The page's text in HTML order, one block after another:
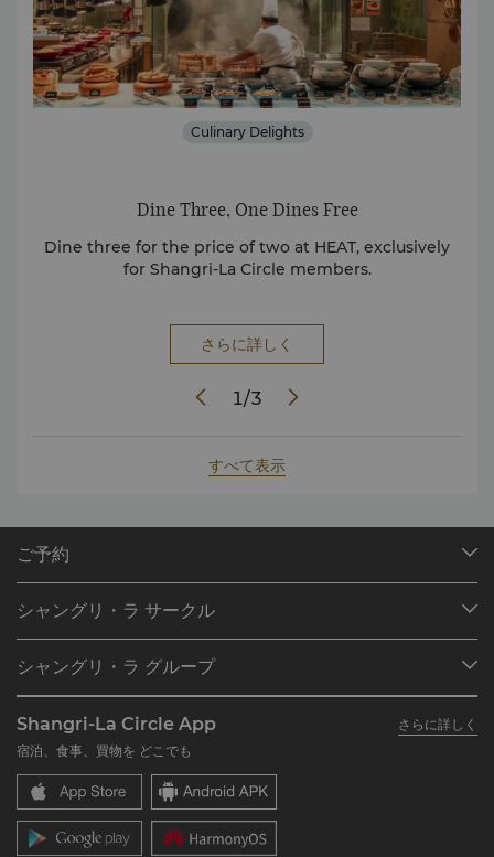
Culinary Delights
Dine Three, One Dines Free
Dine three for the price of two at HEAT, exclusively
for Shangri-La Circle members.
さらに詳しく
1/3
すべて表示
ご予約
ご予約の検索
レストラン＆バー
シャングリ・ラ サークル
シャングリ・ラ サークルに入会
よくあるお問合せや質問
SLCに関するお問い合わせ
シャングリ・ラ グループ
シャングリ・ラ ブランド
シャングリ・ラ センター
レジデンス
お問い合わせ
採用情報
企業の社会的責任
ニュース
Shangri-La Circle App
さらに詳しく
宿泊、食事、買物を どこでも